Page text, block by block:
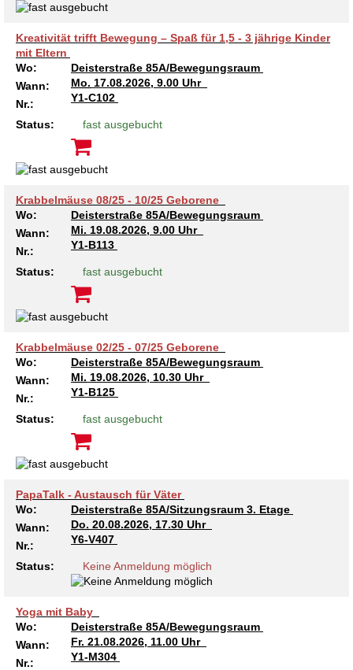
Kreativität trifft Bewegung – Spaß für 1,5 - 3 jährige Kinder
mit Eltern
Wo:
Deisterstraße 85A/Bewegungsraum
Wann:
Mo. 17.08.2026, 9.00 Uhr
Nr.:
Y1-C102
Status: fast ausgebucht
Krabbelmäuse 08/25 - 10/25 Geborene
Wo:
Deisterstraße 85A/Bewegungsraum
Wann:
Mi. 19.08.2026, 9.00 Uhr
Nr.:
Y1-B113
Status: fast ausgebucht
Krabbelmäuse 02/25 - 07/25 Geborene
Wo:
Deisterstraße 85A/Bewegungsraum
Wann:
Mi. 19.08.2026, 10.30 Uhr
Nr.:
Y1-B125
Status: fast ausgebucht
PapaTalk - Austausch für Väter
Wo:
Deisterstraße 85A/Sitzungsraum 3. Etage
Wann:
Do. 20.08.2026, 17.30 Uhr
Nr.:
Y6-V407
Status: Keine Anmeldung möglich
Yoga mit Baby
Wo:
Deisterstraße 85A/Bewegungsraum
Wann:
Fr. 21.08.2026, 11.00 Uhr
Nr.:
Y1-M304